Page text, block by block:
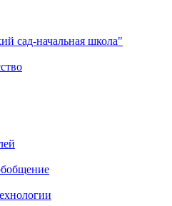
сад-начальная школа"